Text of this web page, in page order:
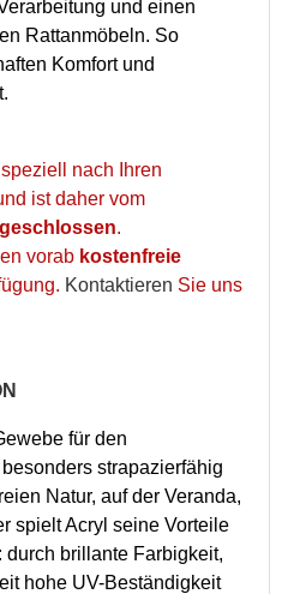
und einen
Rattanmöbeln. So
Komfort und
nach Ihren
ist daher vom
.
vorab kostenfreie
Kontaktieren Sie uns
für den
strapazierfähig
Natur, auf der Veranda,
spielt Acryl seine Vorteile
durch brillante Farbigkeit,
hohe UV-Beständigkeit